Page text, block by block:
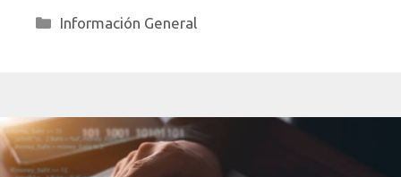
Categorías
Información General